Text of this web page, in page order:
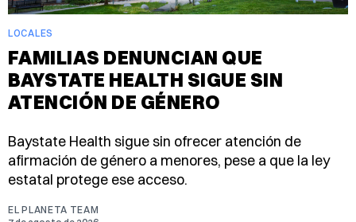
LOCALES
FAMILIAS DENUNCIAN QUE
BAYSTATE HEALTH SIGUE SIN
ATENCIÓN DE GÉNERO
Baystate Health sigue sin ofrecer atención de
afirmación de género a menores, pese a que la ley
estatal protege ese acceso.
EL PLANETA TEAM